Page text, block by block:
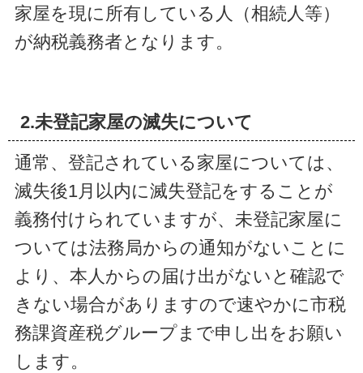
家屋を現に所有している人（相続人等）
が納税義務者となります。
2.未登記家屋の滅失について
通常、登記されている家屋については、
滅失後1月以内に滅失登記をすることが
義務付けられていますが、未登記家屋に
ついては法務局からの通知がないことに
より、本人からの届け出がないと確認で
きない場合がありますので速やかに市税
務課資産税グループまで申し出をお願い
します。